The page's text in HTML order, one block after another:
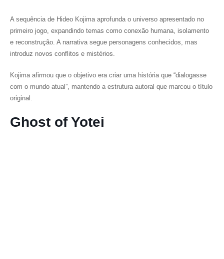
A sequência de Hideo Kojima aprofunda o universo apresentado no
primeiro jogo, expandindo temas como conexão humana, isolamento
e reconstrução. A narrativa segue personagens conhecidos, mas
introduz novos conflitos e mistérios.
Kojima afirmou que o objetivo era criar uma história que “dialogasse
com o mundo atual”, mantendo a estrutura autoral que marcou o título
original.
Ghost of Yotei